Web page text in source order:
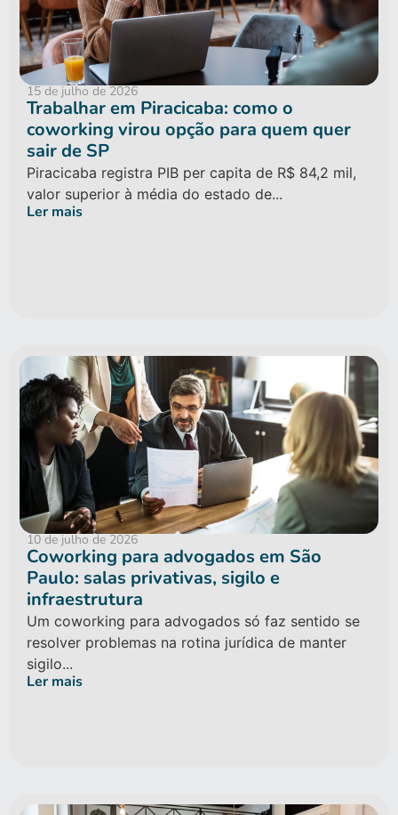
15 de julho de 2026
Trabalhar em Piracicaba: como o
coworking virou opção para quem quer
sair de SP
Piracicaba registra PIB per capita de R$ 84,2 mil,
valor superior à média do estado de...
Ler mais
10 de julho de 2026
Coworking para advogados em São
Paulo: salas privativas, sigilo e
infraestrutura
Um coworking para advogados só faz sentido se
resolver problemas na rotina jurídica de manter
sigilo...
Ler mais